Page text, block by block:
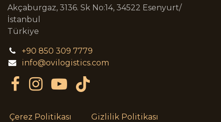
Akçaburgaz, 3136. Sk No:14, 34522 Esenyurt/
İstanbul
Türkiye
+90 850 309 7779
info@ovilogistics.com
Çerez Politikası Gizlilik Politikası